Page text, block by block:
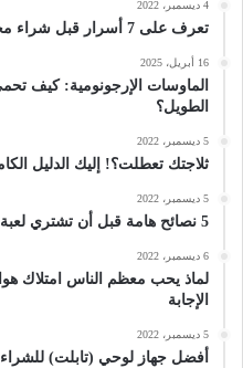
4 ديسمبر، 2022
تعرف على 7 أسرار قبل شراء محضر طعام في 2022
16 أبريل، 2025
الماوسات الإرجونومية: كيف
الطويل؟
5 ديسمبر، 2022
ثلاجتك تعطلت؟! إليك الدليل
5 ديسمبر، 2022
5 نصائح هامة قبل أن تشتري لعبة لطفلك
6 ديسمبر، 2022
لماذ يحب معظم الناس امتلاك
الإجابة
5 ديسمبر، 2022
أفضل جهاز لوحي (تابلت) للشراء